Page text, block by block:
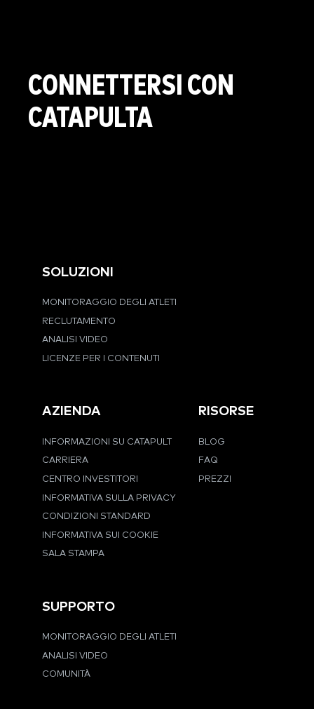
CONNETTERSI CON
CATAPULTA
SOLUZIONI
MONITORAGGIO DEGLI ATLETI
RECLUTAMENTO
ANALISI VIDEO
LICENZE PER I CONTENUTI
AZIENDA
INFORMAZIONI SU CATAPULT
CARRIERA
CENTRO INVESTITORI
INFORMATIVA SULLA PRIVACY
CONDIZIONI STANDARD
INFORMATIVA SUI COOKIE
SALA STAMPA
RISORSE
BLOG
FAQ
PREZZI
SUPPORTO
MONITORAGGIO DEGLI ATLETI
ANALISI VIDEO
COMUNITÀ